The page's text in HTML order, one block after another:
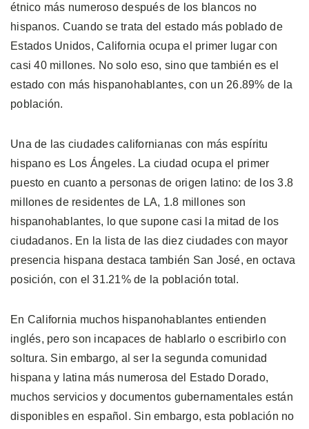
étnico más numeroso después de los blancos no
hispanos. Cuando se trata del estado más poblado de
Estados Unidos, California ocupa el primer lugar con
casi 40 millones. No solo eso, sino que también es el
estado con más hispanohablantes, con un 26.89% de la
población.
Una de las ciudades californianas con más espíritu
hispano es Los Ángeles. La ciudad ocupa el primer
puesto en cuanto a personas de origen latino: de los 3.8
millones de residentes de LA, 1.8 millones son
hispanohablantes, lo que supone casi la mitad de los
ciudadanos. En la lista de las diez ciudades con mayor
presencia hispana destaca también San José, en octava
posición, con el 31.21% de la población total.
En California muchos hispanohablantes entienden
inglés, pero son incapaces de hablarlo o escribirlo con
soltura. Sin embargo, al ser la segunda comunidad
hispana y latina más numerosa del Estado Dorado,
muchos servicios y documentos gubernamentales están
disponibles en español. Sin embargo, esta población no